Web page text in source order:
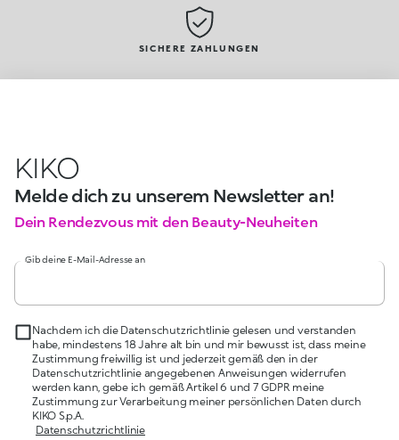
SICHERE ZAHLUNGEN
KIKO
Melde dich zu unserem Newsletter an!
Dein Rendezvous mit den Beauty-Neuheiten
Gib deine E-Mail-Adresse an
Nachdem ich die Datenschutzrichtlinie gelesen und verstanden
habe, mindestens 18 Jahre alt bin und mir bewusst ist, dass meine
Zustimmung freiwillig ist und jederzeit gemäß den in der
Datenschutzrichtlinie angegebenen Anweisungen widerrufen
werden kann, gebe ich gemäß Artikel 6 und 7 GDPR meine
Zustimmung zur Verarbeitung meiner persönlichen Daten durch
KIKO S.p.A.
Datenschutzrichtlinie